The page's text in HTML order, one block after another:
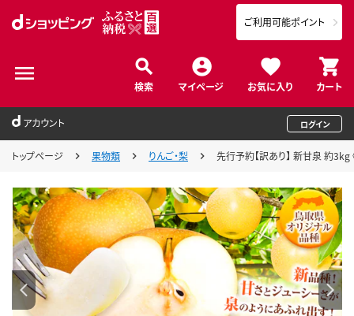
検索 マイページ お気に入り カート
ご利用可能ポイント
アカウント ログイン
トップページ 果物類 りんご・梨 先行予約【訳あり】 新甘泉 約